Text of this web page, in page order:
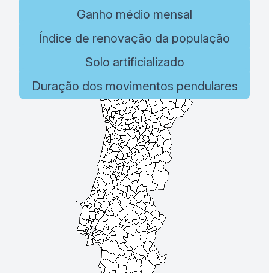
Ganho médio mensal
Índice de renovação da população
Solo artificializado
Duração dos movimentos pendulares